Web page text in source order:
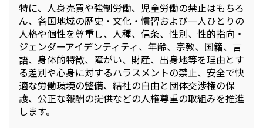
アスリート支援
外部評価とイニシアチブ
各種対照表
サステナビリティサイトについて
特に、人身売買や強制労働、児童労働の禁止はもちろ
ん、各国地域の歴史・文化・慣習および一人ひとりの
人格や個性を尊重し、人種、信条、性別、性的指向・
ジェンダーアイデンティティ、年齢、宗教、国籍、言
語、身体的特徴、障がい、財産、出身地等を理由とす
る差別や心身に対するハラスメントの禁止、安全で快
適な労働環境の整備、結社の自由と団体交渉権の保
護、公正な報酬の提供などの人権尊重の取組みを推進
します。